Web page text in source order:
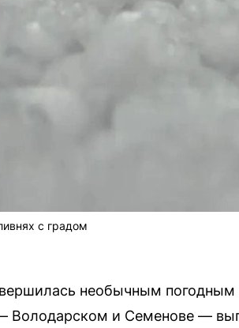
с градом
необычным погодным
— Володарском и Семенове —